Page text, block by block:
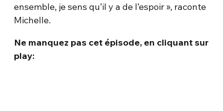
ensemble, je sens qu’il y a de l’espoir », raconte
Michelle.
Ne manquez pas cet épisode, en cliquant sur
play: